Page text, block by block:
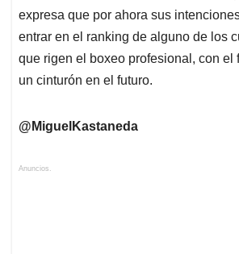
expresa que por ahora sus
entrar en el ranking de alguno de los
que rigen el boxeo profesional, con el
un cinturón en el futuro.
@MiguelKastaneda
Anuncios.